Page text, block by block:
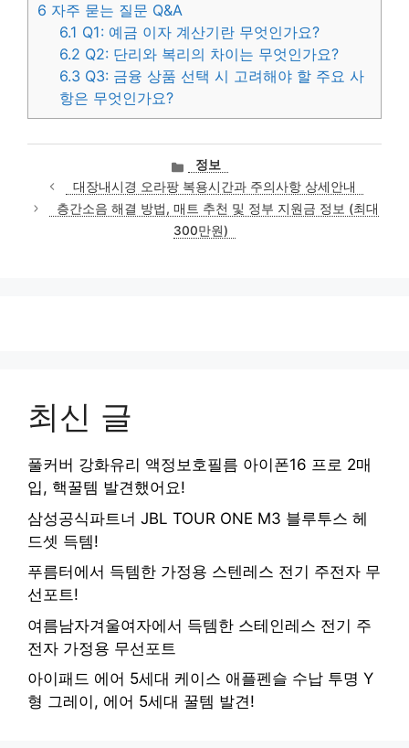
6 자주 묻는 질문 Q&A
6.1 Q1: 예금 이자 계산기란 무엇인가요?
6.2 Q2: 단리와 복리의 차이는 무엇인가요?
6.3 Q3: 금융 상품 선택 시 고려해야 할 주요 사
항은 무엇인가요?
카
테
고
리
정보
대장내시경 오라팡 복용시간과 주의사항 상세안내
층간소음 해결 방법, 매트 추천 및 정부 지원금 정보 (최대
300만원)
최신 글
풀커버 강화유리 액정보호필름 아이폰16 프로 2매
입, 핵꿀템 발견했어요!
삼성공식파트너 JBL TOUR ONE M3 블루투스 헤
드셋 득템!
푸름터에서 득템한 가정용 스텐레스 전기 주전자 무
선포트!
여름남자겨울여자에서 득템한 스테인레스 전기 주
전자 가정용 무선포트
아이패드 에어 5세대 케이스 애플펜슬 수납 투명 Y
형 그레이, 에어 5세대 꿀템 발견!